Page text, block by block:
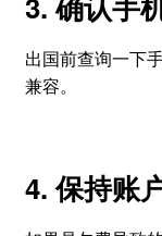
出国前查询一下
兼容。
4. 保持账